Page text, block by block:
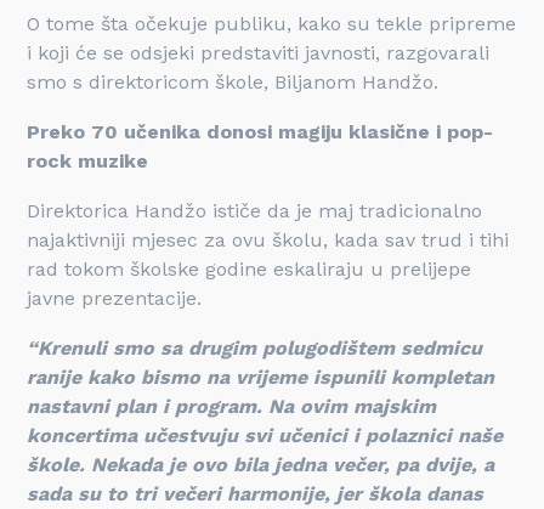
O tome šta očekuje publiku, kako su tekle pripreme
i koji će se odsjeki predstaviti javnosti, razgovarali
smo s direktoricom škole, Biljanom Handžo.
Preko 70 učenika donosi magiju klasične i pop-
rock muzike
Direktorica Handžo ističe da je maj tradicionalno
najaktivniji mjesec za ovu školu, kada sav trud i tihi
rad tokom školske godine eskaliraju u prelijepe
javne prezentacije.
“Krenuli smo sa drugim polugodištem sedmicu
ranije kako bismo na vrijeme ispunili kompletan
nastavni plan i program. Na ovim majskim
koncertima učestvuju svi učenici i polaznici naše
škole. Nekada je ovo bila jedna večer, pa dvije, a
sada su to tri večeri harmonije, jer škola danas